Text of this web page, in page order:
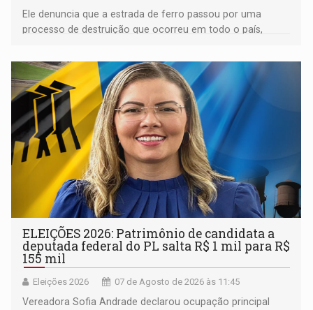
Ele denuncia que a estrada de ferro passou por uma
processo de destruição que ocorreu em todo o país,
ELEIÇÕES 2026: Patrimônio de candidata a
deputada federal do PL salta R$ 1 mil para R$
155 mil
Eleições 2026 07 de Agosto de 2026 às 11:45
Vereadora Sofia Andrade declarou ocupação principal